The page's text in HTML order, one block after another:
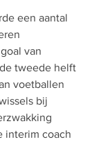
een aantal
van
tweede helft
voetballen
bij
interim coach